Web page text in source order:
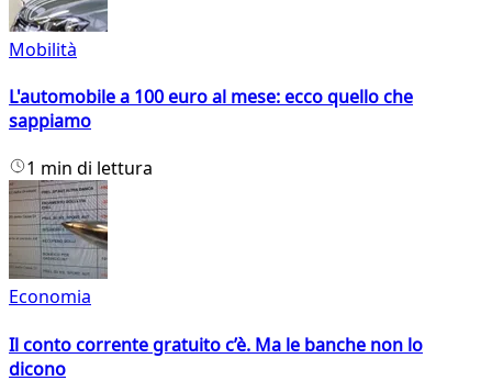
Mobilità
L'automobile a 100 euro al mese: ecco quello che
sappiamo
1 min di lettura
Economia
Il conto corrente gratuito c’è. Ma le banche non lo
dicono